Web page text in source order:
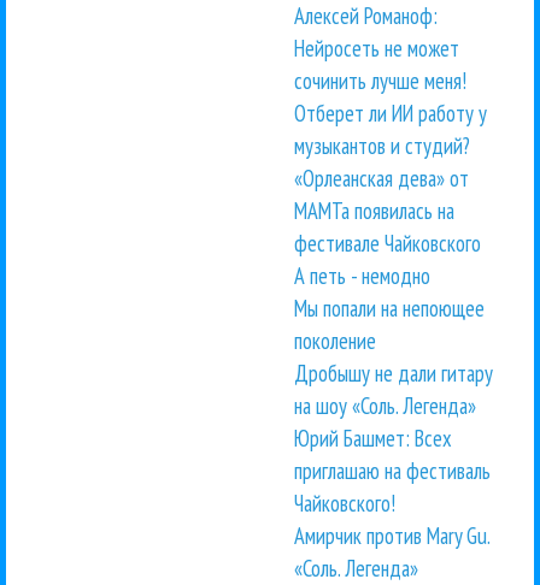
Алексей Романоф:
Нейросеть не может
сочинить лучше меня!
Отберет ли ИИ работу у
музыкантов и студий?
«Орлеанская дева» от
МАМТа появилась на
фестивале Чайковского
А петь - немодно
Мы попали на непоющее
поколение
Дробышу не дали гитару
на шоу «Соль. Легенда»
Юрий Башмет: Всех
приглашаю на фестиваль
Чайковского!
Амирчик против Mary Gu.
«Соль. Легенда»